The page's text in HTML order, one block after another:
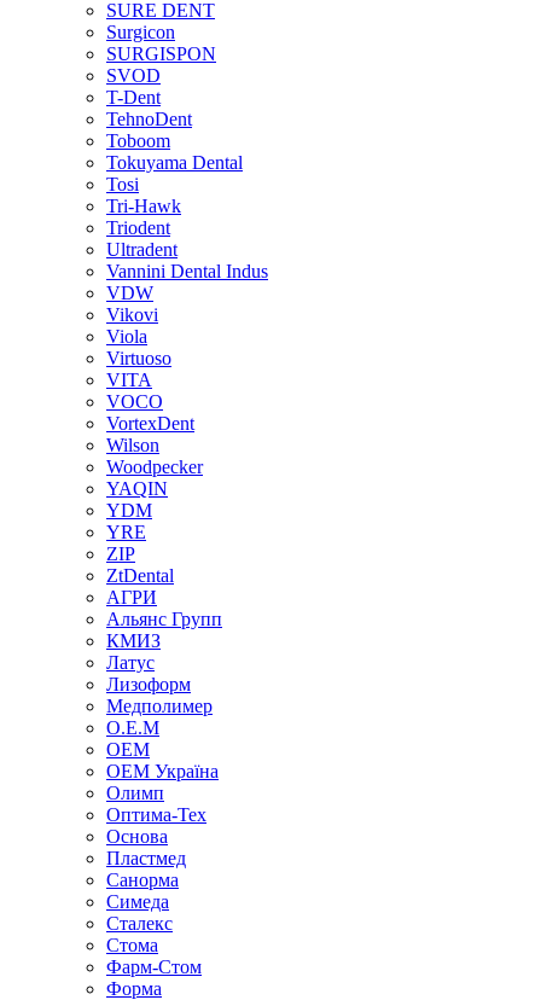
SURE DENT
Surgicon
SURGISPON
SVOD
T-Dent
TehnoDent
Toboom
Tokuyama Dental
Tosi
Tri-Hawk
Triodent
Ultradent
Vannini Dental Indus
VDW
Vikovi
Viola
Virtuoso
VITA
VOCO
VortexDent
Wilson
Woodpecker
YAQIN
YDM
YRE
ZIP
ZtDental
АГРИ
Альянс Групп
КМИЗ
Латус
Лизоформ
Медполимер
О.Е.М
ОЕМ
ОЕМ Україна
Олимп
Оптима-Тех
Основа
Пластмед
Санорма
Симеда
Сталекс
Стома
Фарм-Стом
Форма